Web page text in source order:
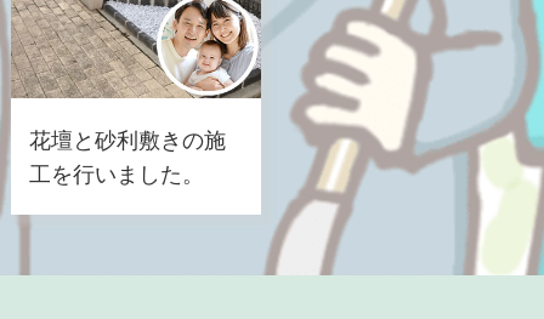
花壇と砂利敷きの施
工を行いました。